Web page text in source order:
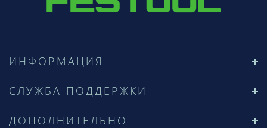
ИНФОРМАЦИЯ
СЛУЖБА ПОДДЕРЖКИ
ДОПОЛНИТЕЛЬНО